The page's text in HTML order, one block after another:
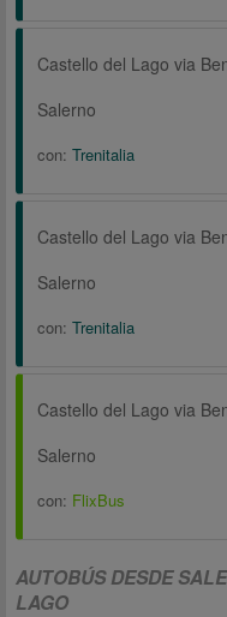
Castello del Lago via
Salerno
con: Trenitalia
Castello del Lago via
Salerno
con: Trenitalia
Castello del Lago via
Salerno
con: FlixBus
AUTOBÚS DESDE
LAGO